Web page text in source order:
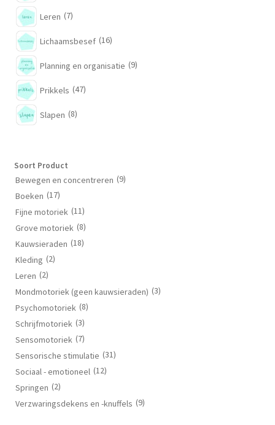
Leren (7)
Lichaamsbesef (16)
Planning en organisatie (9)
Prikkels (47)
Slapen (8)
Soort Product
Bewegen en concentreren (9)
Boeken (17)
Fijne motoriek (11)
Grove motoriek (8)
Kauwsieraden (18)
Kleding (2)
Leren (2)
Mondmotoriek (geen kauwsieraden) (3)
Psychomotoriek (8)
Schrijfmotoriek (3)
Sensomotoriek (7)
Sensorische stimulatie (31)
Sociaal - emotioneel (12)
Springen (2)
Verzwaringsdekens en -knuffels (9)